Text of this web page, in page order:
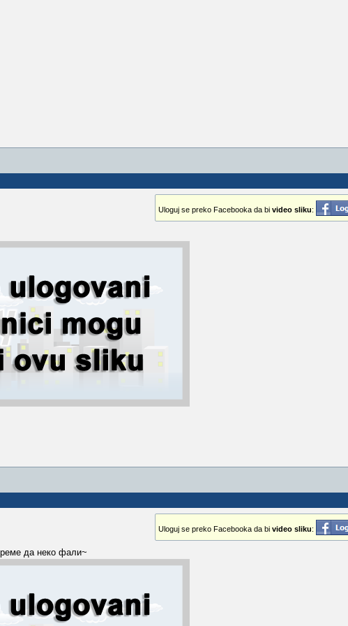
Uloguj se preko Facebooka da bi video sliku:
Uloguj se preko Facebooka da bi video sliku:
да неко фали~